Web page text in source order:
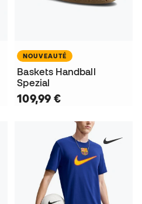
NOUVEAUTÉ
Baskets Handball
Spezial
109,99 €